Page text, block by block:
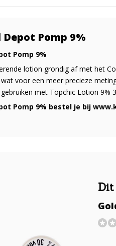
Pomp 9%
Pomp 9%
lotion grondig af met het
voor een meer precieze
met Topchic Lotion 9%
Pomp 9% bestel je bij